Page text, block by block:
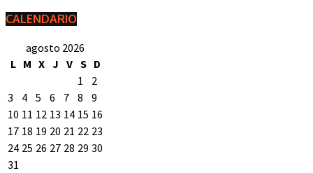
CALENDARIO
agosto 2026
L M X J V S D
1
2
3
4 5 6 7 8
9
10 11 12 13 14 15 16
17 18 19 20 21 22 23
24 25 26 27 28 29 30
31